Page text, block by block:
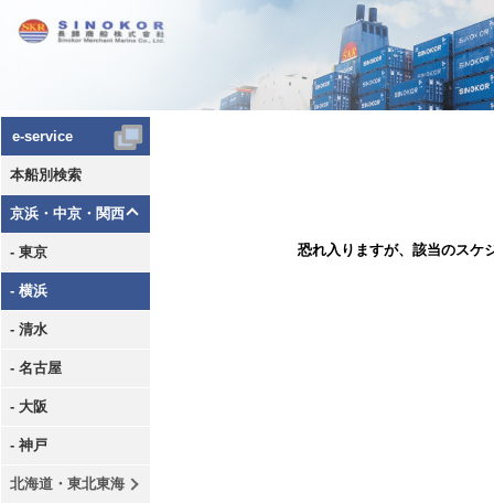
e-service
本船別検索
京浜・中京・関西
- 東京
- 横浜
- 清水
- 名古屋
- 大阪
- 神戸
北海道・東北東海
恐れ入りますが、該当のスケ